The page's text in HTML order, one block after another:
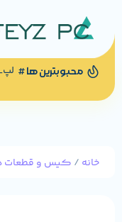
محبوبترین ها
خانه / کیس و قطعات